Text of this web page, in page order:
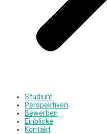
Studium
Perspektiven
Bewerben
Einblicke
Kontakt